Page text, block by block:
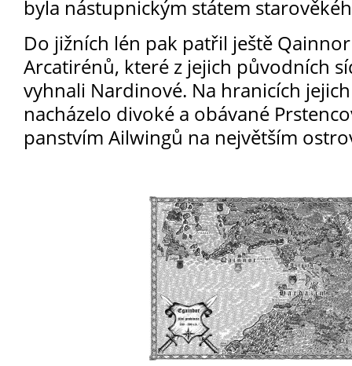
byla nástupnickým státem
Do jižních lén pak patřil ještě
Arcatirénů, které z jejich původních
vyhnali Nardinové. Na hranicích
nacházelo divoké a obávané
panstvím Ailwingů na největším